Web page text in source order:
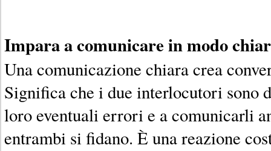
Impara a comunicare in modo
Una comunicazione chiara crea
Significa che i due interlocutori sono
loro eventuali errori e a comunicarli
entrambi si fidano. È una reazione